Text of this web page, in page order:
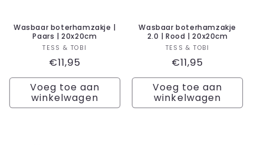
Wasbaar boterhamzakje |
Paars | 20x20cm
Verkoper:
TESS & TOBI
Normale
prijs
€11,95
Voeg toe aan
winkelwagen
Wasbaar boterhamzakje
2.0 | Rood | 20x20cm
Verkoper:
TESS & TOBI
Normale
prijs
€11,95
Voeg toe aan
winkelwagen